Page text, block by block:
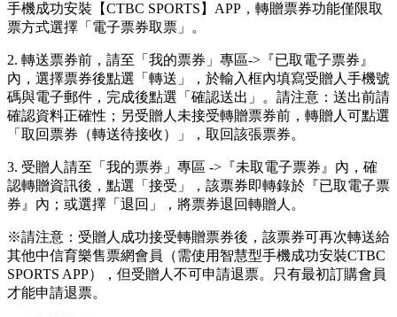
手機成功安裝【CTBC SPORTS】APP，轉贈票券功能僅限取
票方式選擇「電子票券取票」。
2. 轉送票券前，請至「我的票券」專區->『已取電子票券』
內，選擇票券後點選「轉送」，於輸入框內填寫受贈人手機號
碼與電子郵件，完成後點選「確認送出」。請注意：送出前請
確認資料正確性；另受贈人未接受轉贈票券前，轉贈人可點選
「取回票券（轉送待接收）」，取回該張票券。
3. 受贈人請至「我的票券」專區 ->『未取電子票券』內，確
認轉贈資訊後，點選「接受」，該票券即轉錄於『已取電子票
券』內；或選擇「退回」，將票券退回轉贈人。
※請注意：受贈人成功接受轉贈票券後，該票券可再次轉送給
其他中信育樂售票網會員（需使用智慧型手機成功安裝CTBC
SPORTS APP），但受贈人不可申請退票。只有最初訂購會員
才能申請退票。